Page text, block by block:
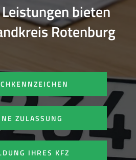
bieten
Rotenburg
ZULASSUNG
IHRES KFZ